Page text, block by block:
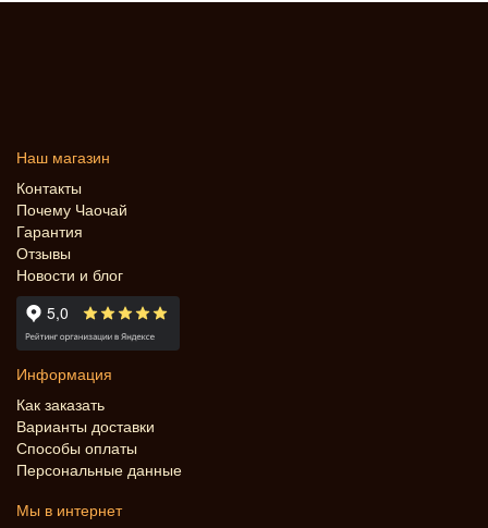
Наш магазин
Контакты
Почему Чаочай
Гарантия
Отзывы
Новости и блог
Информация
Как заказать
Варианты доставки
Способы оплаты
Персональные данные
Мы в интернет